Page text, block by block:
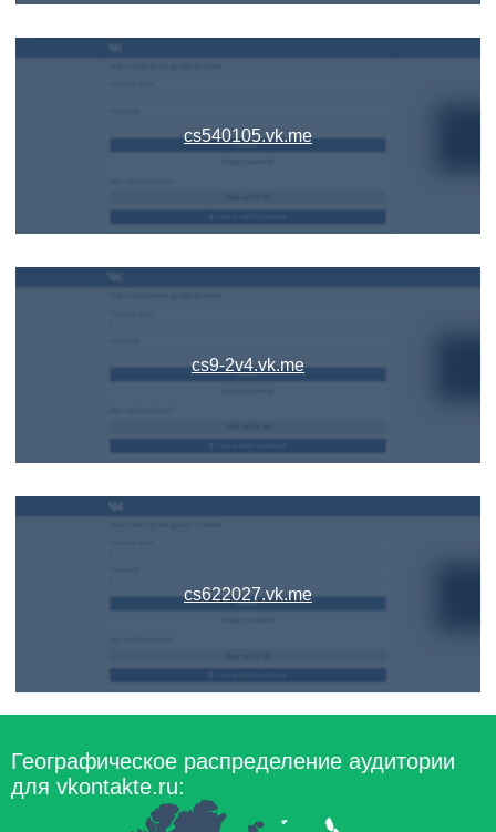
cs540105.vk.me
cs9-2v4.vk.me
cs622027.vk.me
Географическое распределение аудитории
для vkontakte.ru: